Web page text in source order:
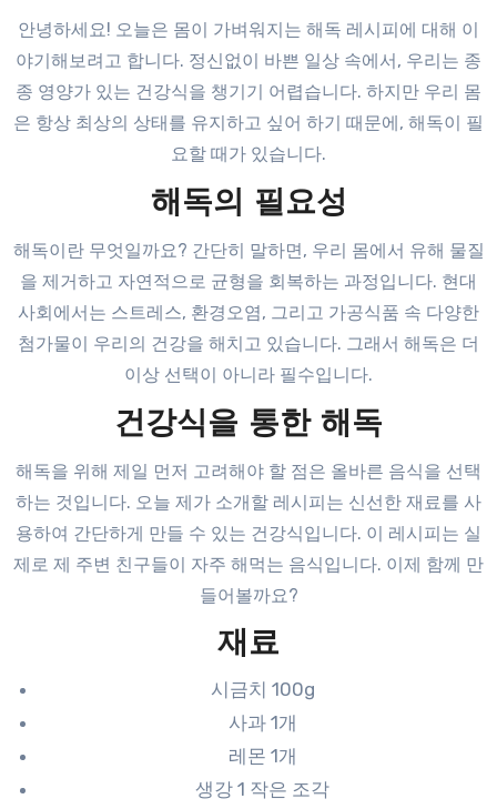
안녕하세요! 오늘은 몸이 가벼워지는 해독 레시피에 대해 이
야기해보려고 합니다. 정신없이 바쁜 일상 속에서, 우리는 종
종 영양가 있는 건강식을 챙기기 어렵습니다. 하지만 우리 몸
은 항상 최상의 상태를 유지하고 싶어 하기 때문에, 해독이 필
요할 때가 있습니다.
해독의 필요성
해독이란 무엇일까요? 간단히 말하면, 우리 몸에서 유해 물질
을 제거하고 자연적으로 균형을 회복하는 과정입니다. 현대
사회에서는 스트레스, 환경오염, 그리고 가공식품 속 다양한
첨가물이 우리의 건강을 해치고 있습니다. 그래서 해독은 더
이상 선택이 아니라 필수입니다.
건강식을 통한 해독
해독을 위해 제일 먼저 고려해야 할 점은 올바른 음식을 선택
하는 것입니다. 오늘 제가 소개할 레시피는 신선한 재료를 사
용하여 간단하게 만들 수 있는 건강식입니다. 이 레시피는 실
제로 제 주변 친구들이 자주 해먹는 음식입니다. 이제 함께 만
들어볼까요?
재료
시금치 100g
사과 1개
레몬 1개
생강 1 작은 조각